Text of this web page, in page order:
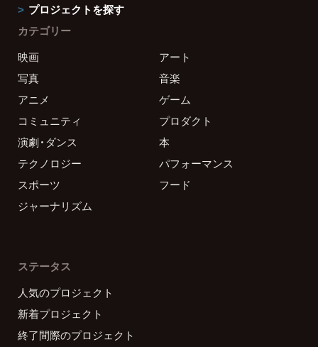
プロジェクトを探す
カテゴリー
映画
アート
写真
音楽
アニメ
ゲーム
コミュニティ
プロダクト
演劇・ダンス
本
テクノロジー
パフォーマンス
スポーツ
フード
ジャーナリズム
ステータス
人気のプロジェクト
新着プロジェクト
終了間際のプロジェクト